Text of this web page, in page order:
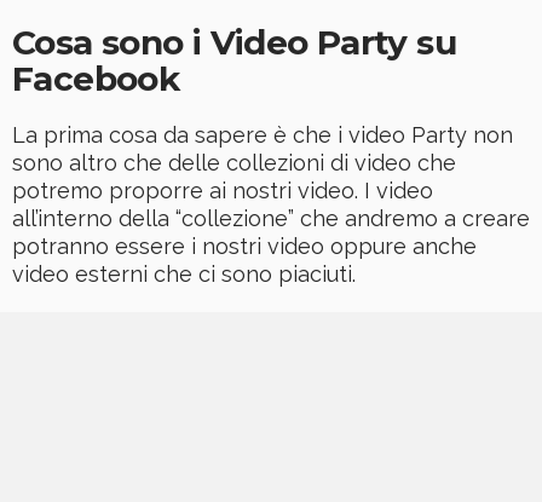
Cosa sono i Video Party su
Facebook
La prima cosa da sapere è che i video Party non
sono altro che delle collezioni di video che
potremo proporre ai nostri video. I video
all’interno della “collezione” che andremo a creare
potranno essere i nostri video oppure anche
video esterni che ci sono piaciuti.